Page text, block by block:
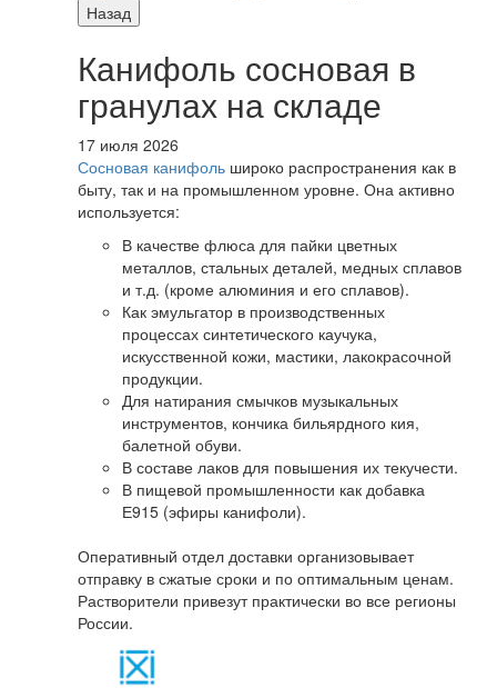
Назад
Канифоль сосновая в
гранулах на складе
17 июля 2026
Сосновая канифоль широко распространения как в
быту, так и на промышленном уровне. Она активно
используется:
В качестве флюса для пайки цветных
металлов, стальных деталей, медных сплавов
и т.д. (кроме алюминия и его сплавов).
Как эмульгатор в производственных
процессах синтетического каучука,
искусственной кожи, мастики, лакокрасочной
продукции.
Для натирания смычков музыкальных
инструментов, кончика бильярдного кия,
балетной обуви.
В составе лаков для повышения их текучести.
В пищевой промышленности как добавка
Е915 (эфиры канифоли).
Оперативный отдел доставки организовывает
отправку в сжатые сроки и по оптимальным ценам.
Растворители привезут практически во все регионы
России.